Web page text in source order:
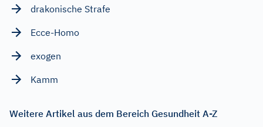
drakonische Strafe
Ecce-Homo
exogen
Kamm
Weitere Artikel aus dem Bereich Gesundheit A-Z